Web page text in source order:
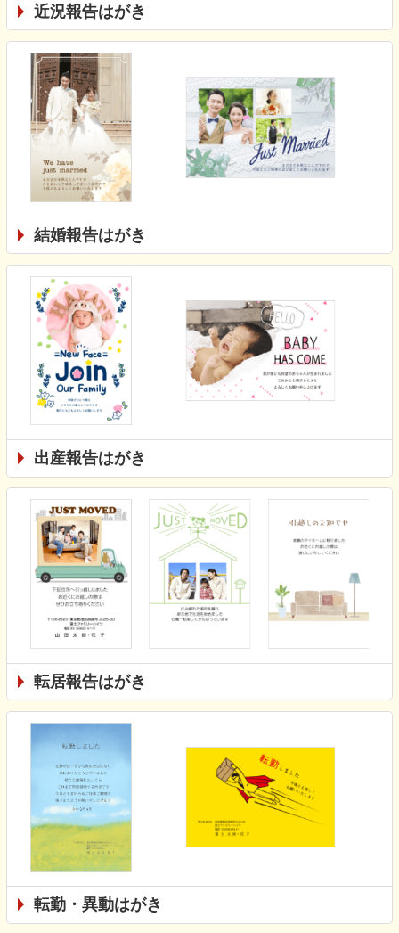
近況報告はがき
結婚報告はがき
出産報告はがき
転居報告はがき
転勤・異動はがき